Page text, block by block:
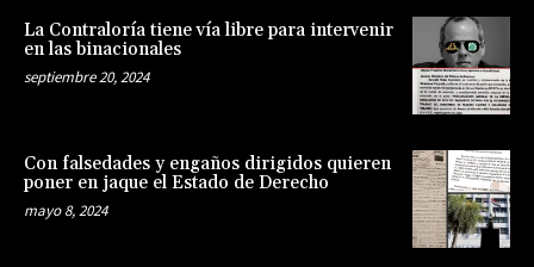
La Contraloría tiene vía libre para intervenir
en las binacionales
septiembre 20, 2024
Con falsedades y engaños dirigidos quieren
poner en jaque el Estado de Derecho
mayo 8, 2024